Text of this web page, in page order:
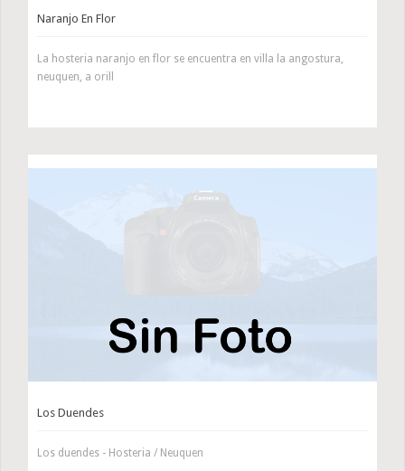
Naranjo En Flor
La hosteria naranjo en flor se encuentra en villa la angostura,
neuquen, a orill
Los Duendes
Los duendes - Hosteria / Neuquen